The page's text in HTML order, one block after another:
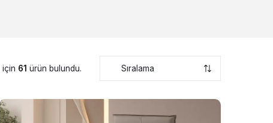
için 61 ürün bulundu.